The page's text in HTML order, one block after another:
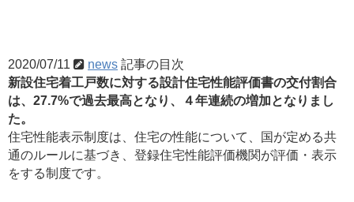
2020/07/11 news 記事の目次
新設住宅着工戸数に対する設計住宅性能評価書の交付割合
は、27.7%で過去最高となり、４年連続の増加となりまし
た。
住宅性能表示制度は、住宅の性能について、国が定める共
通のルールに基づき、登録住宅性能評価機関が評価・表示
をする制度です。